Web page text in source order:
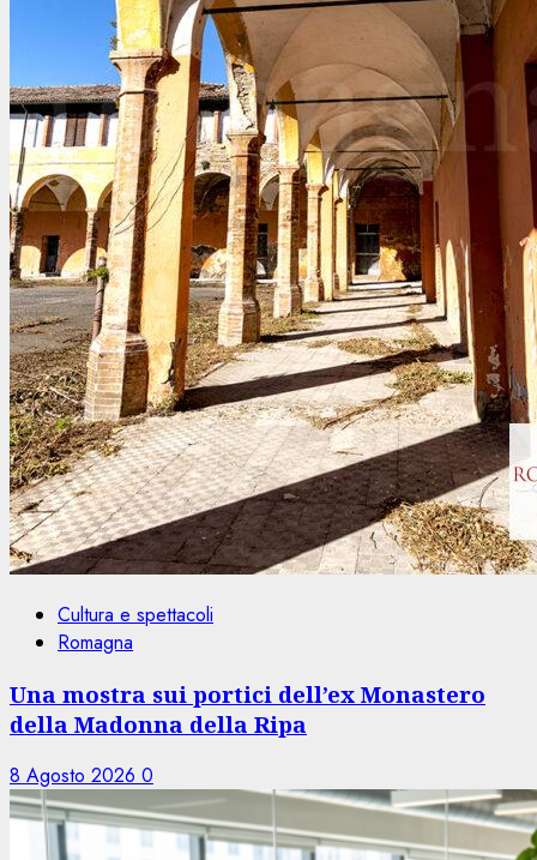
Cultura e spettacoli
Romagna
Una mostra sui portici dell’ex Monastero
della Madonna della Ripa
8 Agosto 2026 0